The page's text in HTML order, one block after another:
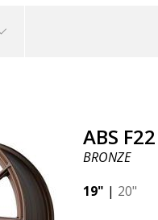
ABS F22
BRONZE
19" | 20"